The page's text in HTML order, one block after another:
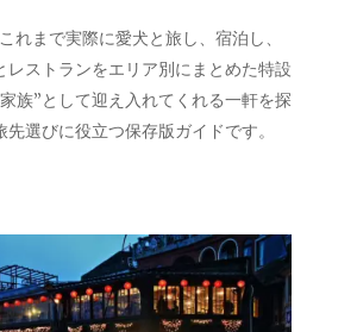
れまで実際に愛犬と旅し、宿泊し、
レストランをエリア別にまとめた特設
族”として迎え入れてくれる一軒を探
選びに役立つ保存版ガイドです。